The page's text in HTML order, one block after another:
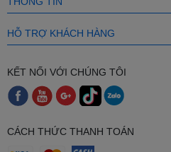
HỖ TRỢ KHÁCH HÀNG
KẾT NỐI VỚI CHÚNG TÔI
CÁCH THỨC THANH TOÁN